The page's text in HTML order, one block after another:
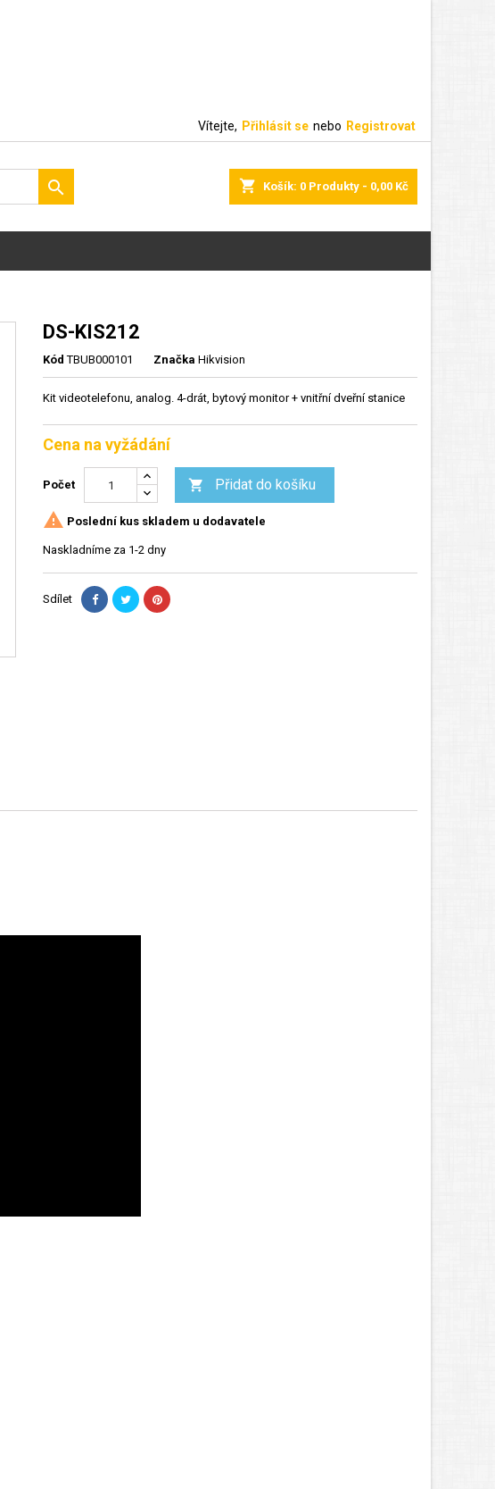
Vítejte, Přihlásit se nebo Registrovat
shopping_cart Košík: 0 Produkty - 0,00 Kč

DS-KIS212
Kód TBUB000101 Značka Hikvision
Kit videotelefonu, analog. 4-drát, bytový monitor + vnitřní dveřní stanice
Cena na vyžádání
Počet  Přidat do košíku
 Poslední kus skladem u dodavatele
Naskladníme za 1-2 dny
Sdílet